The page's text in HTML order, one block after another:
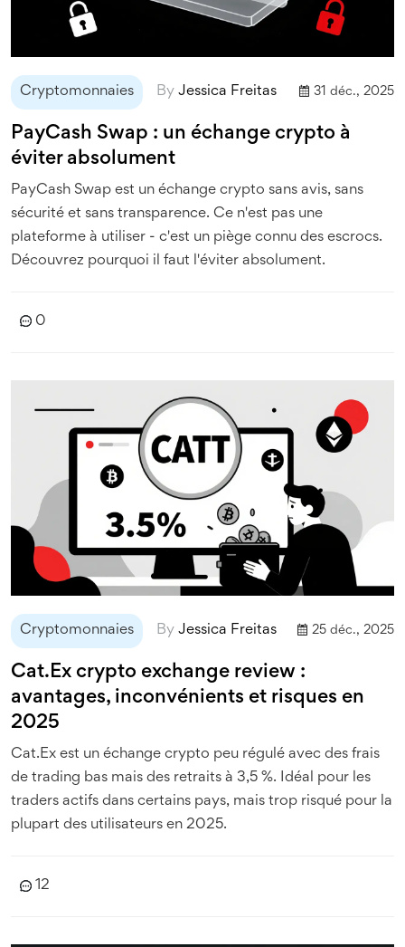
Cryptomonnaies By Jessica Freitas 31 déc., 2025
PayCash Swap : un échange crypto à
éviter absolument
PayCash Swap est un échange crypto sans avis, sans
sécurité et sans transparence. Ce n'est pas une
plateforme à utiliser - c'est un piège connu des escrocs.
Découvrez pourquoi il faut l'éviter absolument.
0
Cryptomonnaies By Jessica Freitas 25 déc., 2025
Cat.Ex crypto exchange review :
avantages, inconvénients et risques en
2025
Cat.Ex est un échange crypto peu régulé avec des frais
de trading bas mais des retraits à 3,5 %. Idéal pour les
traders actifs dans certains pays, mais trop risqué pour la
plupart des utilisateurs en 2025.
12